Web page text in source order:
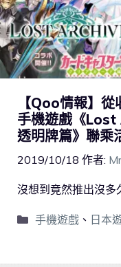
【Qoo情報】
手機遊戲《
透明牌篇》聯乘
2019/10/18 作者:
沒想到竟然推出沒多
手機遊戲、 日本